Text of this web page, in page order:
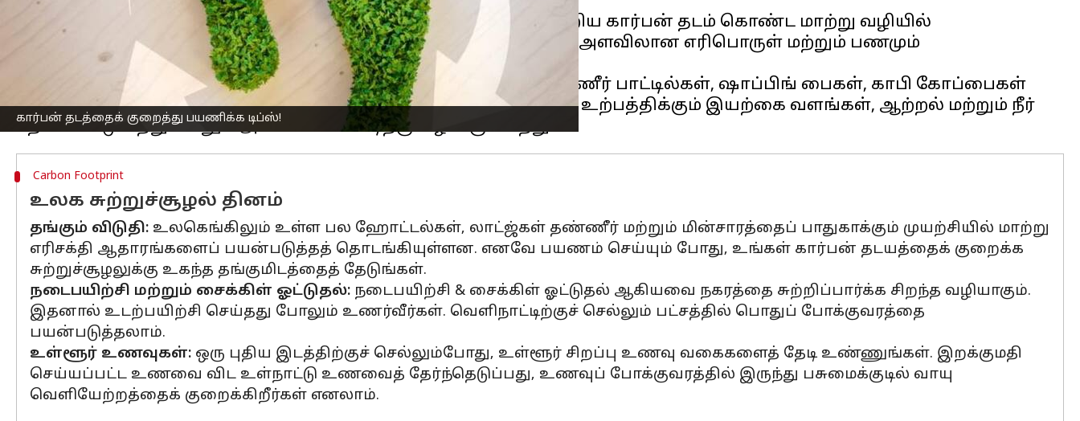
கார்பன் தடத்தைக் குறைத்து பயணிக்க டிப்ஸ்!
பசுமையான பயணம்:நீங்கள் ரயில் அல்லது பேருந்து போன்ற சிறிய கார்பன் தடம் கொண்ட மாற்று வழியில்
பயணிக்கலாம். விமானங்களில் பயணிப்பதால் உங்களுக்கு அதிக அளவிலான எரிபொருள் மற்றும் பணமும்
மறு பயன்பாட்டு பொருட்களை பேக் செய்யவும்:
பிளாஸ்டிக் தண்ணீர் பாட்டில்கள், ஷாப்பிங் பைகள், காபி கோப்பைகள்
மற்றும் உணவுப் பாத்திரங்கள் போன்ற பொருட்கள் ஒவ்வொன்றின் உற்பத்திக்கும் இயற்கை வளங்கள், ஆற்றல் மற்றும் நீர்
Carbon Footprint
உலக சுற்றுச்சூழல் தினம்
தங்கும் விடுதி: உலகெங்கிலும் உள்ள பல ஹோட்டல்கள், லாட்ஜ்கள் தண்ணீர் மற்றும் மின்சாரத்தைப் பாதுகாக்கும் முயற்சியில் மாற்று
எரிசக்தி ஆதாரங்களைப் பயன்படுத்தத் தொடங்கியுள்ளன. எனவே பயணம் செய்யும் போது, உங்கள் கார்பன் தடயத்தைக் குறைக்க
சுற்றுச்சூழலுக்கு உகந்த தங்குமிடத்தைத் தேடுங்கள்.
நடைபயிற்சி மற்றும் சைக்கிள் ஓட்டுதல்: நடைபயிற்சி & சைக்கிள் ஓட்டுதல் ஆகியவை நகரத்தை சுற்றிப்பார்க்க சிறந்த வழியாகும்.
இதனால் உடற்பயிற்சி செய்தது போலும் உணர்வீர்கள். வெளிநாட்டிற்குச் செல்லும் பட்சத்தில் ​​பொதுப் போக்குவரத்தை
பயன்படுத்தலாம்.
உள்ளூர் உணவுகள்: ஒரு புதிய இடத்திற்குச் செல்லும்போது, உள்ளூர் சிறப்பு உணவு வகைகளைத் தேடி உண்ணுங்கள். இறக்குமதி
செய்யப்பட்ட உணவை விட உள்நாட்டு உணவைத் தேர்ந்தெடுப்பது, உணவுப் போக்குவரத்தில் இருந்து பசுமைக்குடில் வாயு
வெளியேற்றத்தைக் குறைக்கிறீர்கள் எனலாம்.